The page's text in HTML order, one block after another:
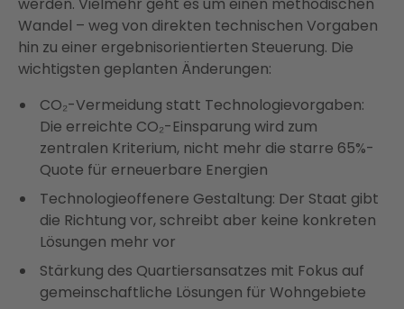
Wandel – weg von direkten technischen Vorgaben
hin zu einer ergebnisorientierten Steuerung. Die
wichtigsten geplanten Änderungen:
CO₂-Vermeidung statt Technologievorgaben:
Die erreichte CO₂-Einsparung wird zum
zentralen Kriterium, nicht mehr die starre 65%-
Quote für erneuerbare Energien
Technologieoffenere Gestaltung: Der Staat gibt
die Richtung vor, schreibt aber keine konkreten
Lösungen mehr vor
Stärkung des Quartiersansatzes mit Fokus auf
gemeinschaftliche Lösungen für Wohngebiete